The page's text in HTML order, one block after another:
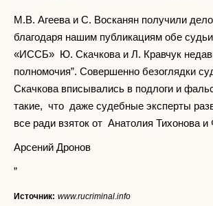
М.В. Агеева и С. Восканян получили дело
благодаря нашим публикациям обе
«ИССБ» Ю. Скачкова и Л. Кравчук
полномочия”. Совершенно безоглядки
Скачкова вписывались в подлоги и
такие, что даже судебные эксперты
все ради взяток от Анатолия Тихонова и
Арсений Дронов
”
Источник: www.rucriminal.info